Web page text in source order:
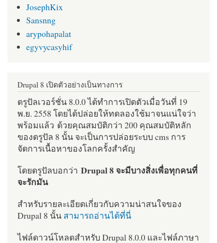
JosephKix
Sansnng
arypohapalat
egyvycasyhif
Drupal 8 เปิดตัวอย่างเป็นทางการ
ดรูปัลเวอร์ชั่น 8.0.0 ได้ทำการเปิดตัวเมื่อวันที่ 19
พ.ย. 2558 โดยได้ปล่อยให้ทดลองใช้มาจนแน่ใจว่า
พร้อมแล้ว ด้วยคุณสมบัติกว่า 200 คุณสมบัติหลัก
ของดรูปัล 8 นั้น จะเป็นการปล่อยระบบ cms การ
จัดการเนื้อหาของโลกครั้งสำคัญ
โดยดรูปัลบอกว่า Drupal 8 จะมีบางสิ่งเพื่อทุกคนที่
จะรักมัน
สำหรับรายละเอียดเกี่ยวกับความน่าสนใจของ
Drupal 8 นั้น สามารถอ่านได้ที่นี่
ไฟล์ดาวน์โหลดสำหรับ Drupal 8.0.0 และไฟล์ภาษา